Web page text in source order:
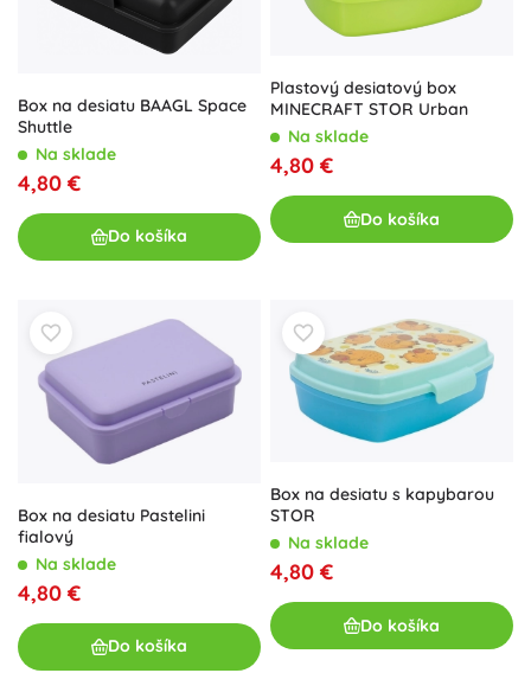
Box na desiatu BAAGL Space
Shuttle
Na sklade
4,80 €
Do košíka
Plastový desiatový box
MINECRAFT STOR Urban
Na sklade
4,80 €
Do košíka
Box na desiatu Pastelini
fialový
Na sklade
4,80 €
Do košíka
Box na desiatu s kapybarou
STOR
Na sklade
4,80 €
Do košíka